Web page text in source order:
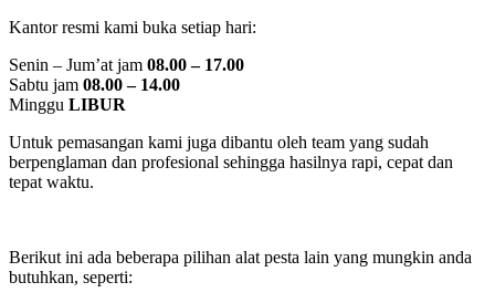
Kantor resmi kami buka setiap hari:
Senin – Jum’at jam 08.00 – 17.00
Sabtu jam 08.00 – 14.00
Minggu LIBUR
Untuk pemasangan kami juga dibantu oleh team yang sudah
berpenglaman dan profesional sehingga hasilnya rapi, cepat dan
tepat waktu.
Berikut ini ada beberapa pilihan alat pesta lain yang mungkin anda
butuhkan, seperti: